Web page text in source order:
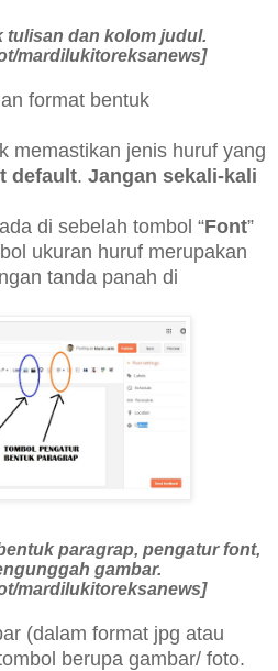
tulisan dan kolom judul.
mardilukitoreksanews]
format bentuk
memastikan jenis huruf yang
default. Jangan sekali-kali
di sebelah tombol “Font”
ukuran huruf merupakan
tanda panah di
paragrap, pengatur font,
gambar.
mardilukitoreksanews]
(dalam format jpg atau
berupa gambar/ foto.